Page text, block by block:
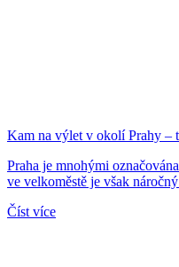
Kam na výlet v okolí Prahy –
Praha je mnohými
ve velkoměstě je však
Číst více